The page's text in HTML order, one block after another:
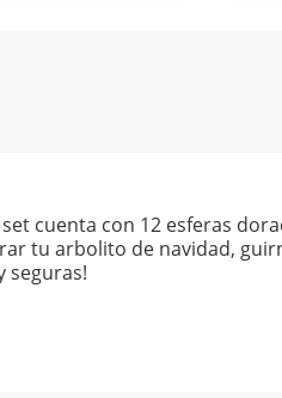
cuenta con 12 esferas
tu arbolito de navidad,
seguras!